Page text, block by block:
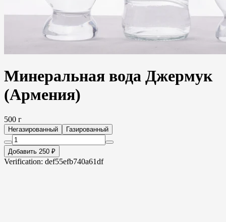
Минеральная вода Джермук
(Армения)
500 г
Негазированный Газированный
Добавить 250 ₽
Verification: def55efb740a61df